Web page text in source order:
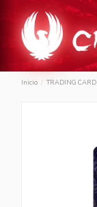
Inicio TRADING CARD